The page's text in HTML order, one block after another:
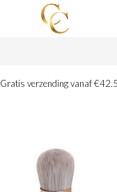
Gratis verzending vanaf